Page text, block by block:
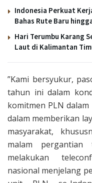
Indonesia Perkuat
Bahas Rute Baru
Hari Terumbu Karang
Laut di Kalimantan
”Kami bersyukur,
tahun ini dalam
komitmen PLN
dalam memberikan
masyarakat,
malam pergantian
melakukan
nasional menjelang